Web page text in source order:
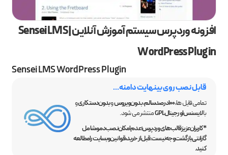
افزونه وردپرس سیستم آموزش آنلاین | Sensei LMS
WordPress Plugin
Sensei LMS WordPress Plugin
قابل نصب روی بینهایت دامنه...
تمامی فایل ها،100 درصد سالم ،بدون ویروسوبدون دستکاریو
بالایسنس اورجینال GPL
منتشر می شود.
*کاربران عزیز قالب‌های وردپرس؛ عدم امکان نصب دمو، شامل
گارانتی بازگشت وجه نیست. قبل از خرید، قوانین وبسایت را مطالعه
کنید.